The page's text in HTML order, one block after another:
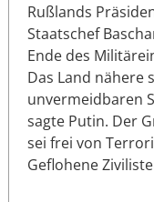
Rußlands
Staatschef
Ende des
Das Land nähere
unvermeidbaren
sagte Putin. Der
sei frei von
Geflohene